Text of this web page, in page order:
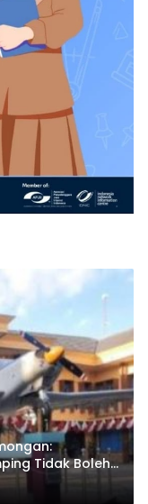
Tidak Boleh